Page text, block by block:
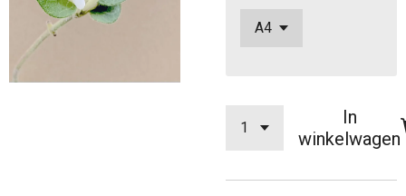
In
winkelwagen